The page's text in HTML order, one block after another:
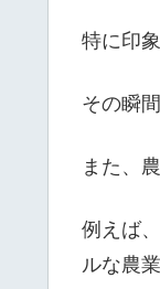
特に印
その瞬
また、
例えば
ルな農